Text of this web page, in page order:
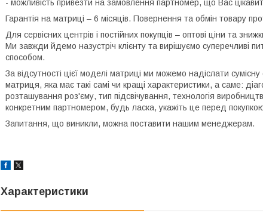
- можливість привезти на замовлення партномер, що Вас
Гарантія на матриці – 6 місяців. Повернення та обмін товару
Для сервісних центрів і постійних покупців – оптові ціни та
Ми завжди йдемо назустріч клієнту та вирішуємо суперечливі
способом.
За відсутності цієї моделі матриці ми можемо надіслати
матриця, яка має такі самі чи кращі характеристики, а саме:
розташування роз'єму, тип підсвічування, технологія
конкретним партномером, будь ласка, укажіть це перед
Запитання, що виникли, можна поставити нашим менеджерам.
Характеристики